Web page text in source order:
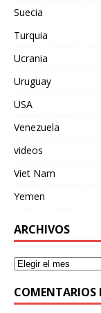
Suecia
Turquia
Ucrania
Uruguay
USA
Venezuela
videos
Viet Nam
Yemen
ARCHIVOS
COMENTARIOS